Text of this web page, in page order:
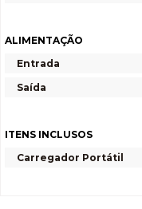
ALIMENTAÇÃO
Entrada
Saída
ITENS INCLUSOS
Carregador Portátil